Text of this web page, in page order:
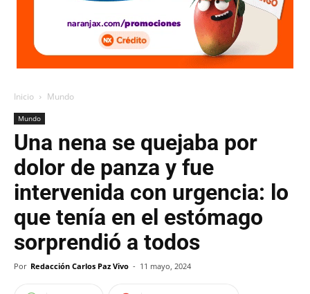
Inicio Mundo
Mundo
Una nena se quejaba por
dolor de panza y fue
intervenida con urgencia: lo
que tenía en el estómago
sorprendió a todos
Por Redacción Carlos Paz Vivo - 11 mayo, 2024